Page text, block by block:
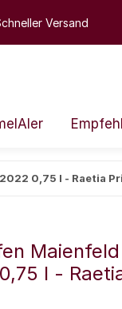
Versand
0,75 l - Raetia
l -